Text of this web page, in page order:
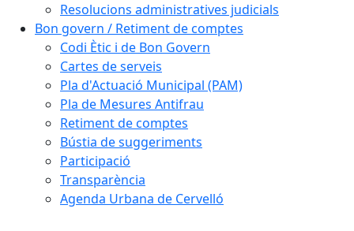
Resolucions administratives judicials
Bon govern / Retiment de comptes
Codi Ètic i de Bon Govern
Cartes de serveis
Pla d'Actuació Municipal (PAM)
Pla de Mesures Antifrau
Retiment de comptes
Bústia de suggeriments
Participació
Transparència
Agenda Urbana de Cervelló